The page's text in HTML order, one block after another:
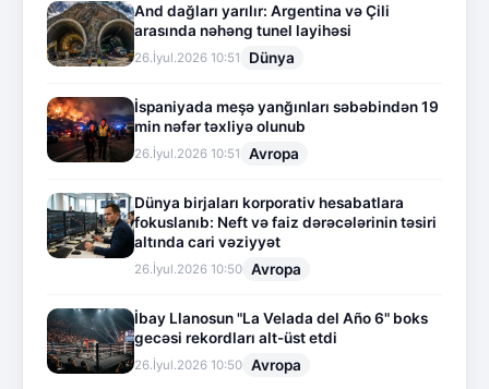
And dağları yarılır: Argentina və Çili
arasında nəhəng tunel layihəsi
26.İyul.2026 10:51 Dünya
İspaniyada meşə yanğınları səbəbindən 19
min nəfər təxliyə olunub
26.İyul.2026 10:51 Avropa
Dünya birjaları korporativ hesabatlara
fokuslanıb: Neft və faiz dərəcələrinin təsiri
altında cari vəziyyət
26.İyul.2026 10:50 Avropa
İbay Llanosun "La Velada del Año 6" boks
gecəsi rekordları alt-üst etdi
26.İyul.2026 10:50 Avropa